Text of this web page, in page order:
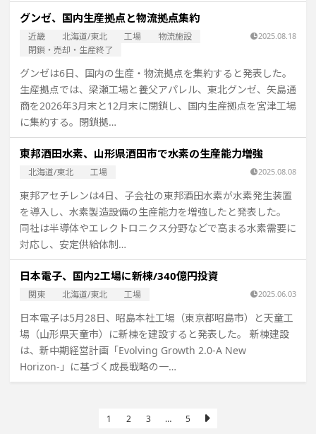
グンゼ、国内生産拠点と物流拠点集約
近畿 北海道/東北 工場
物流施設
閉鎖・売却・生産終了
2025.08.18
グンゼは6日、国内の生産・物流拠点を集約すると発表した。
生産拠点では、梁瀬工場と養父アパレル、東北グンゼ、矢島通
商を2026年3月末と12月末に閉鎖し、国内生産拠点を宮津工場
に集約する。閉鎖拠…
東邦酒田水素、山形県酒田市で水素の生産能力増強
北海道/東北 工場 2025.08.08
東邦アセチレンは4日、子会社の東邦酒田水素が水素発生装置
を導入し、水素製造設備の生産能力を増強したと発表した。
同社は半導体やエレクトロニクス分野などで高まる水素需要に
対応し、安定供給体制…
日本電子、国内2工場に新棟/340億円投資
関東 北海道/東北 工場 2025.06.03
日本電子は5月28日、昭島本社工場（東京都昭島市）と天童工
場（山形県天童市）に新棟を建設すると発表した。 新棟建設
は、新中期経営計画「Evolving Growth 2.0-A New
Horizon-」に基づく成長戦略の一…
1 2 3 … 5